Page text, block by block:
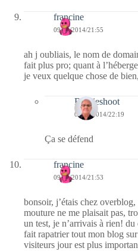
francine
09/10/2014/21:55
ah j oubliais, le nom de
fait plus pro; quant à
je veux quelque chose de
Bernieshoot
09/10/2014/22:19
Ça se défend
francine
09/10/2014/21:53
bonsoir, j’étais chez
mouture ne me plaisait pas,
un test, je n’arrivais à rien! du
fait rapatrier tout mon blog
visiteurs jour est plus